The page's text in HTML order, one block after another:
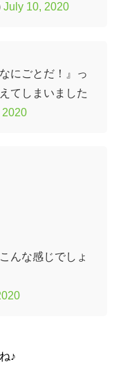
July 10, 2020
にごとだ！』っ
てしまいました
2020
んな感じでしょ
♪